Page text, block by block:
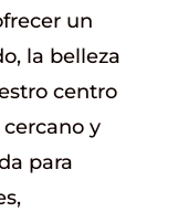
un
la belleza
centro
y
para